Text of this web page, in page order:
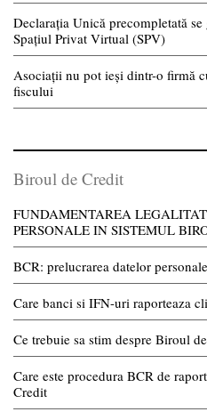
Declarația Unică precompletată
Spațiul Privat Virtual (SPV)
Asociații nu pot ieși dintr-o firmă
fiscului
Biroul de Credit
FUNDAMENTAREA
PERSONALE IN SISTEMUL
BCR: prelucrarea datelor
Care banci si IFN-uri raporteaza
Ce trebuie sa stim despre Biroul
Care este procedura BCR de
Credit